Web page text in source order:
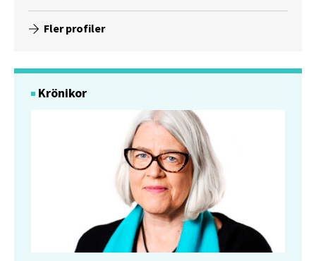
Fler profiler
Krönikor